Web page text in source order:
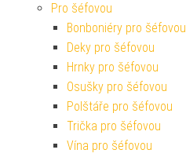
Pro šéfovou
Bonboniéry pro šéfovou
Deky pro šéfovou
Hrnky pro šéfovou
Osušky pro šéfovou
Polštáře pro šéfovou
Trička pro šéfovou
Vína pro šéfovou